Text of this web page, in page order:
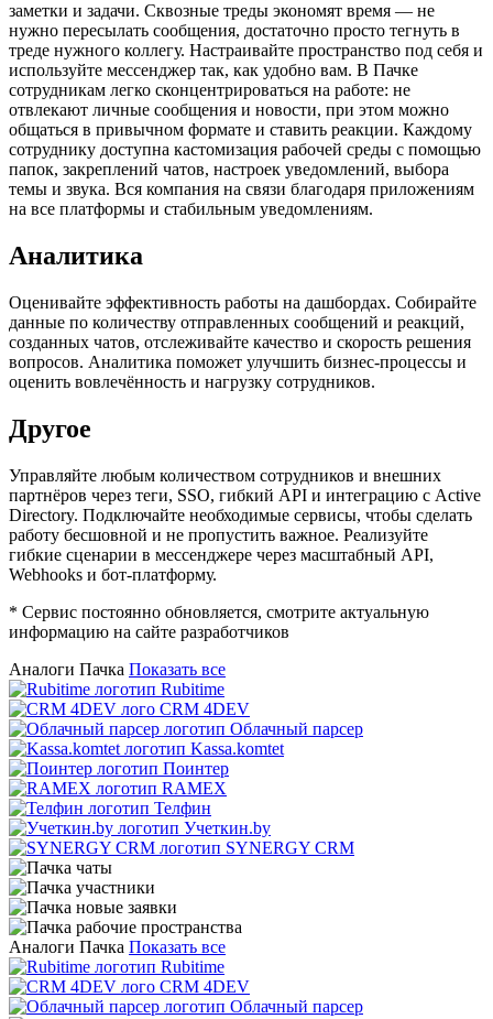
заметки и задачи. Сквозные треды экономят время — не
нужно пересылать сообщения, достаточно просто тегнуть в
треде нужного коллегу. Настраивайте пространство под себя и
используйте мессенджер так, как удобно вам. В Пачке
сотрудникам легко сконцентрироваться на работе: не
отвлекают личные сообщения и новости, при этом можно
общаться в привычном формате и ставить реакции. Каждому
сотруднику доступна кастомизация рабочей среды с помощью
папок, закреплений чатов, настроек уведомлений, выбора
темы и звука. Вся компания на связи благодаря приложениям
на все платформы и стабильным уведомлениям.
Аналитика
Оценивайте эффективность работы на дашбордах. Собирайте
данные по количеству отправленных сообщений и реакций,
созданных чатов, отслеживайте качество и скорость решения
вопросов. Аналитика поможет улучшить бизнес-процессы и
оценить вовлечённость и нагрузку сотрудников.
Другое
Управляйте любым количеством сотрудников и внешних
партнёров через теги, SSO, гибкий API и интеграцию с Active
Directory. Подключайте необходимые сервисы, чтобы сделать
работу бесшовной и не пропустить важное. Реализуйте
гибкие сценарии в мессенджере через масштабный API,
Webhooks и бот-платформу.
* Сервис постоянно обновляется, смотрите актуальную
информацию на сайте разработчиков
Аналоги Пачка Показать все
Rubitime
CRM 4DEV
Облачный парсер
Kassa.komtet
Поинтер
RAMEX
Телфин
Учеткин.by
SYNERGY CRM
Аналоги Пачка Показать все
Rubitime
CRM 4DEV
Облачный парсер